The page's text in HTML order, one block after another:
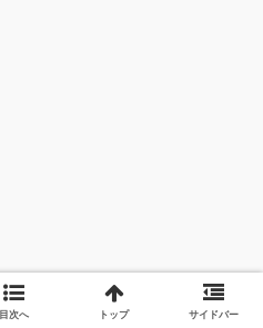
目次へ トップ サイドバー